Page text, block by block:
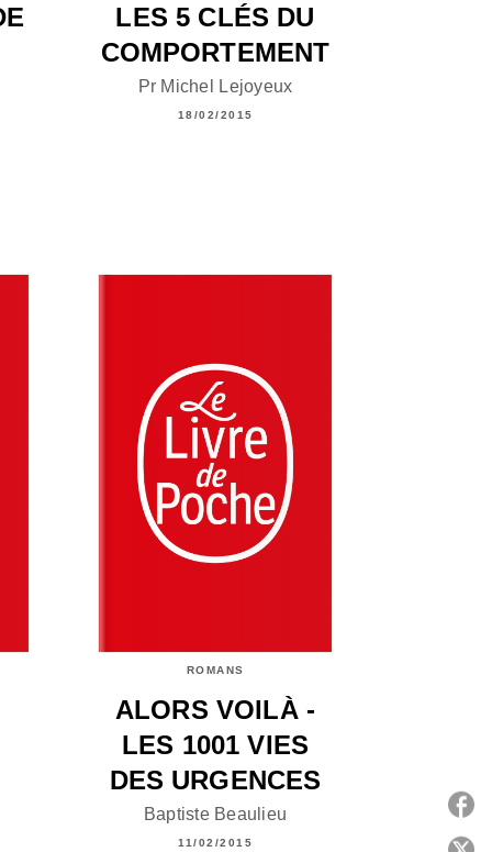
LES 5 CLÉS DU
COMPORTEMENT
Pr Michel Lejoyeux
18/02/2015
ROMANS
ALORS VOILÀ -
LES 1001 VIES
DES URGENCES
Baptiste Beaulieu
11/02/2015